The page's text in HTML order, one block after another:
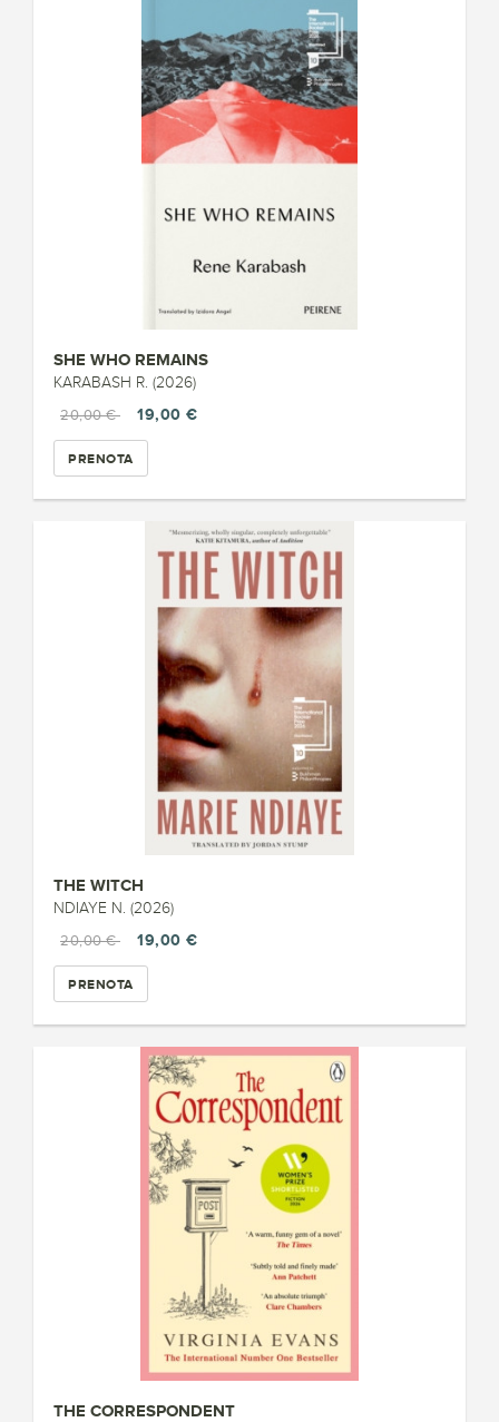
SHE WHO REMAINS
KARABASH R. (2026)
20,00 €
19,00 €
PRENOTA
THE WITCH
NDIAYE N. (2026)
20,00 €
19,00 €
PRENOTA
THE CORRESPONDENT